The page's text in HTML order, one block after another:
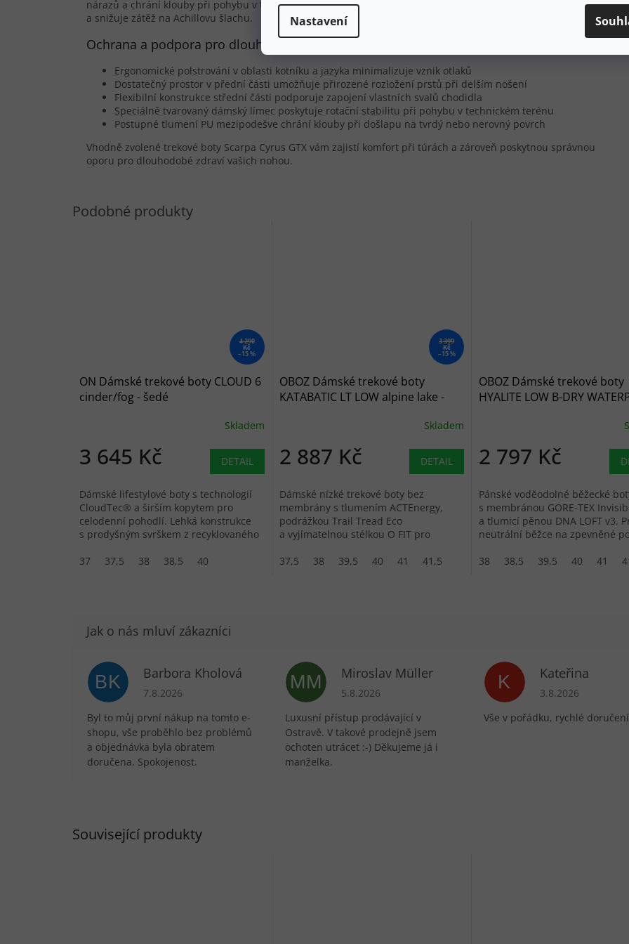
Nastavení
Související produkty
nárazů a chrání klouby při pohybu v terénu. Drop přibližně 13-15 mm podporuje přirozený odval chodidla
a snižuje zátěž na Achillovu šlachu.
Ochrana a podpora pro dlouhodobé zdraví nohou
Ergonomické polstrování v oblasti kotníku a jazyka minimalizuje vznik otlaků
Dostatečný prostor v přední části umožňuje přirozené rozložení prstů při delším nošení
Flexibilní konstrukce střední části podporuje zapojení vlastních svalů chodidla
Speciálně tvarovaný dámský límec poskytuje rotační stabilitu při pohybu v technickém terénu
Postupné tlumení PU mezipodešve chrání klouby při došlapu na tvrdý nebo nerovný povrch
Vhodně zvolené trekové boty Scarpa Cyrus GTX vám zajistí komfort při túrách a zároveň poskytnou správnou
oporu pro dlouhodobé zdraví vašich nohou.
4 290
Kč
–15 %
ON Dámské trekové boty CLOUD 6
cinder/fog - šedé
Skladem
3 645 Kč DETAIL
Dámské lifestylové boty s technologií
CloudTec® a širším kopytem pro
celodenní pohodlí. Lehká konstrukce
s prodyšným svrškem z recyklovaného
37
37,5 38 38,5 40
3 399
Kč
–15 %
OBOZ Dámské trekové boty
KATABATIC LT LOW alpine lake -
Skladem
2 887 Kč DETAIL
Dámské nízké trekové boty bez
membrány s tlumením ACTEnergy,
podrážkou Trail Tread Eco
a vyjímatelnou stélkou O FIT pro
37,5
38 39,5 40 41 41,5
OBOZ Dámské trekové boty
HYALITE LOW B-DRY
2 797 Kč
Pánské voděodolné běžecké
s membránou GORE-TEX
a tlumicí pěnou DNA LOFT v3.
neutrální běžce na zpevněné
38
38,5 39,5 40 41
BK Barbora Kholová
Hodnocení obchodu je 5 z 5 hvězdiček.
7.8.2026
Byl to můj první nákup na tomto e-
shopu, vše proběhlo bez problémů
a objednávka byla obratem
doručena. Spokojenost.
MM Miroslav Müller
Hodnocení obchodu je 5 z 5 hvězdiček.
5.8.2026
Luxusní přístup prodávající v
Ostravě. V takové prodejně jsem
ochoten utrácet :-) Děkujeme já i
manželka.
K Kateřina
Hodnocení
3.8.2026
Vše v pořádku, rychlé